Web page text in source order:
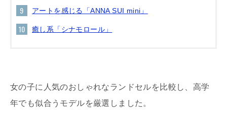
アートを感じる「ANNA SUI mini」
癒し系「シナモロール」
女の子に人気のおしゃれなランドセルを比較し、高学
年でも似合うモデルを厳選しました。